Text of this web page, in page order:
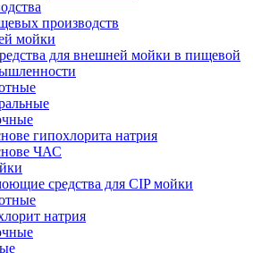
производств
мойки
для внешней мойки в пищевой
гипохлорита натрия
ЧАС
средства для CIP мойки
натрия